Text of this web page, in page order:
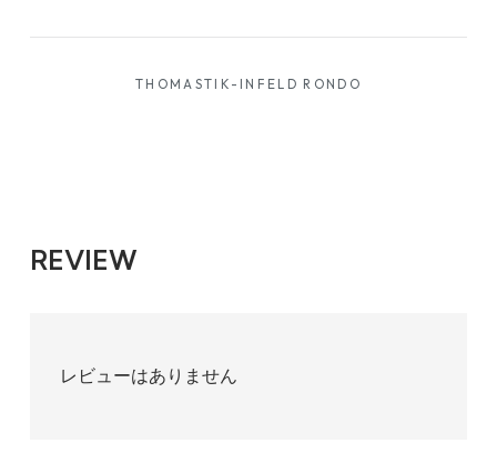
THOMASTIK-INFELD RONDO
REVIEW
レビューはありません